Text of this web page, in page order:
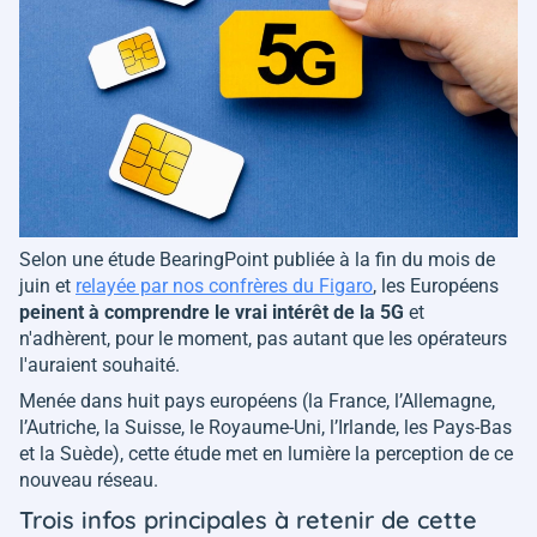
Selon une étude BearingPoint publiée à la fin du mois de
juin et relayée par nos confrères du Figaro, les Européens
peinent à comprendre le vrai intérêt de la 5G et
n'adhèrent, pour le moment, pas autant que les opérateurs
l'auraient souhaité.
Menée dans huit pays européens (la France, l’Allemagne,
l’Autriche, la Suisse, le Royaume-Uni, l’Irlande, les Pays-Bas
et la Suède), cette étude met en lumière la perception de ce
nouveau réseau.
Trois infos principales à retenir de cette